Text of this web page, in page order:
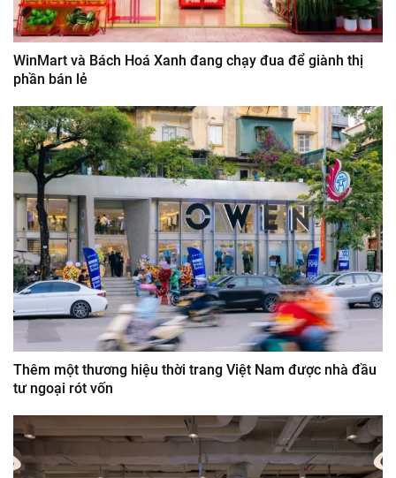
WinMart và Bách Hoá Xanh đang chạy đua để giành thị
phần bán lẻ
Thêm một thương hiệu thời trang Việt Nam được nhà đầu
tư ngoại rót vốn